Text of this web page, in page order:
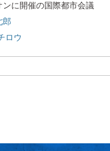
ンに開催の国際都市会議
ロウ